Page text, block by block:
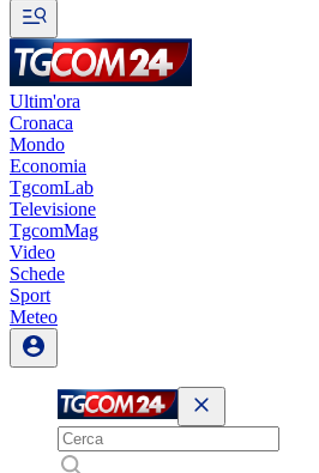
Ultim'ora
Cronaca
Mondo
Economia
TgcomLab
Televisione
TgcomMag
Video
Schede
Sport
Meteo